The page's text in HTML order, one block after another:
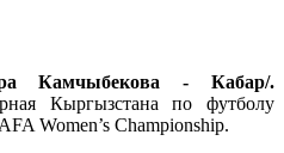
Камчыбекова - Кабар/.
Кыргызстана по футболу
Women’s Championship.